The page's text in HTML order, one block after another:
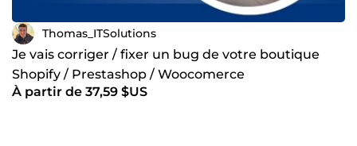
Thomas_ITSolutions
Je vais corriger / fixer un bug de votre boutique
Shopify / Prestashop / Woocomerce
À partir de 37,59 $US